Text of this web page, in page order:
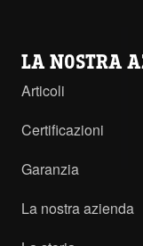
LA NOSTRA
Articoli
Certificazioni
Garanzia
La nostra azienda